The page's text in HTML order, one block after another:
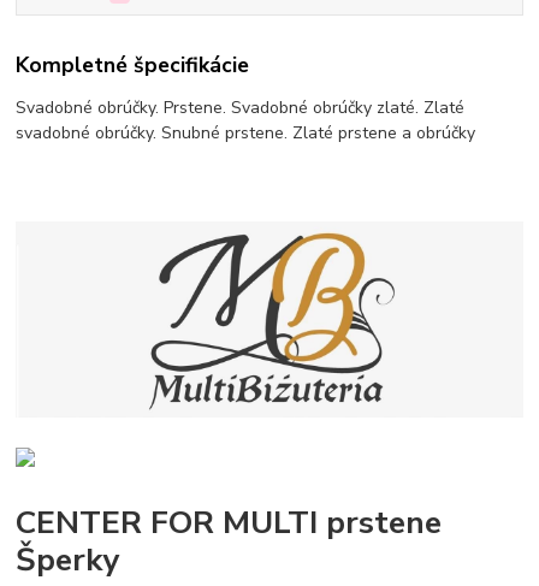
Kompletné špecifikácie
Svadobné obrúčky. Prstene. Svadobné obrúčky zlaté. Zlaté
svadobné obrúčky. Snubné prstene. Zlaté prstene a obrúčky
CENTER FOR MULTI prstene
Šperky